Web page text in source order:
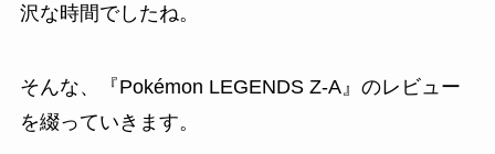
沢な時間でしたね。
そんな、『Pokémon LEGENDS Z-A』のレビュー
を綴っていきます。